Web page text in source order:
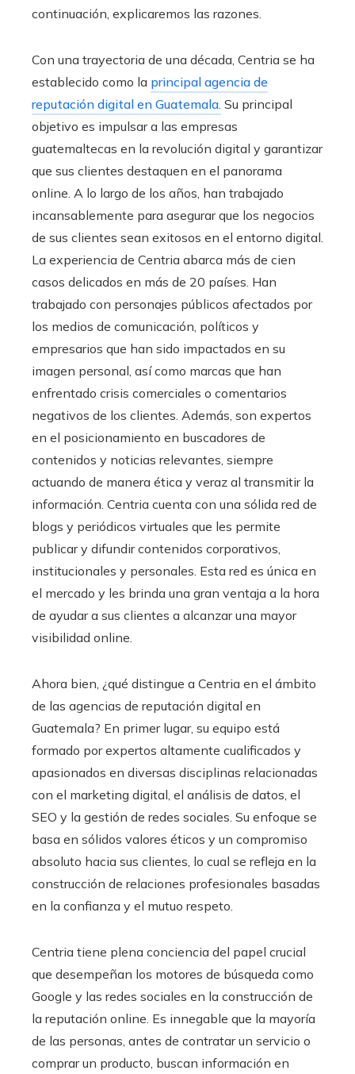
continuación, explicaremos las razones.
Con una trayectoria de una década, Centria se ha
establecido como la principal agencia de
reputación digital en Guatemala. Su principal
objetivo es impulsar a las empresas
guatemaltecas en la revolución digital y garantizar
que sus clientes destaquen en el panorama
online. A lo largo de los años, han trabajado
incansablemente para asegurar que los negocios
de sus clientes sean exitosos en el entorno digital.
La experiencia de Centria abarca más de cien
casos delicados en más de 20 países. Han
trabajado con personajes públicos afectados por
los medios de comunicación, políticos y
empresarios que han sido impactados en su
imagen personal, así como marcas que han
enfrentado crisis comerciales o comentarios
negativos de los clientes. Además, son expertos
en el posicionamiento en buscadores de
contenidos y noticias relevantes, siempre
actuando de manera ética y veraz al transmitir la
información. Centria cuenta con una sólida red de
blogs y periódicos virtuales que les permite
publicar y difundir contenidos corporativos,
institucionales y personales. Esta red es única en
el mercado y les brinda una gran ventaja a la hora
de ayudar a sus clientes a alcanzar una mayor
visibilidad online.
Ahora bien, ¿qué distingue a Centria en el ámbito
de las agencias de reputación digital en
Guatemala? En primer lugar, su equipo está
formado por expertos altamente cualificados y
apasionados en diversas disciplinas relacionadas
con el marketing digital, el análisis de datos, el
SEO y la gestión de redes sociales. Su enfoque se
basa en sólidos valores éticos y un compromiso
absoluto hacia sus clientes, lo cual se refleja en la
construcción de relaciones profesionales basadas
en la confianza y el mutuo respeto.
Centria tiene plena conciencia del papel crucial
que desempeñan los motores de búsqueda como
Google y las redes sociales en la construcción de
la reputación online. Es innegable que la mayoría
de las personas, antes de contratar un servicio o
comprar un producto, buscan información en